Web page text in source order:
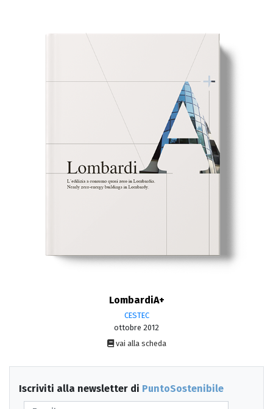
LombardiA+
CESTEC
ottobre 2012
vai alla scheda
Iscriviti alla newsletter di PuntoSostenibile